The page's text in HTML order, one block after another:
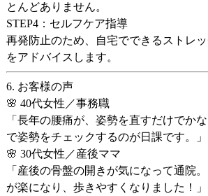
とんどありません。
STEP4：セルフケア指導
再発防止のため、
自宅でできるストレ
をアドバイスします。
6. お客様の声
🌸 40代女性／事務職
「長年の腰痛が、姿勢を直すだけでか
で姿勢をチェックするのが日課です。」
🌸 30代女性／産後ママ
「産後の骨盤の開きが気になって通院
が楽になり、歩きやすくなりました！」